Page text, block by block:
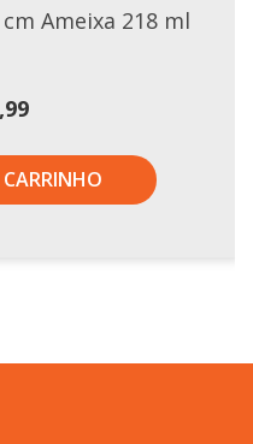
Ameixa 218 ml